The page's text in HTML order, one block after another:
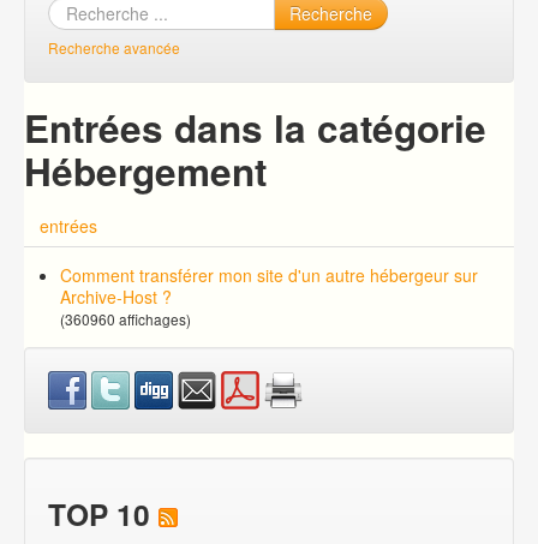
Recherche
Recherche avancée
Entrées dans la catégorie
Hébergement
entrées
Comment transférer mon site d'un autre hébergeur sur
Archive-Host ?
(360960 affichages)
TOP 10